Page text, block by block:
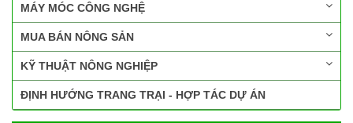
MÁY MÓC CÔNG NGHỆ
MUA BÁN NÔNG SẢN
KỸ THUẬT NÔNG NGHIỆP
ĐỊNH HƯỚNG TRANG TRẠI - HỢP TÁC DỰ ÁN